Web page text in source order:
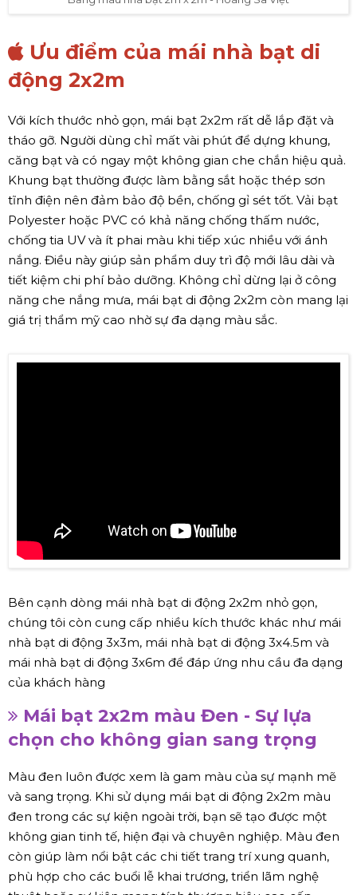
Ưu điểm của mái nhà bạt di
động 2x2m
Với kích thước nhỏ gọn, mái bạt 2x2m rất dễ lắp đặt và
tháo gỡ. Người dùng chỉ mất vài phút để dựng khung,
căng bạt và có ngay một không gian che chắn hiệu quả.
Khung bạt thường được làm bằng sắt hoặc thép sơn
tĩnh điện nên đảm bảo độ bền, chống gỉ sét tốt. Vải bạt
Polyester hoặc PVC có khả năng chống thấm nước,
chống tia UV và ít phai màu khi tiếp xúc nhiều với ánh
nắng. Điều này giúp sản phẩm duy trì độ mới lâu dài và
tiết kiệm chi phí bảo dưỡng. Không chỉ dừng lại ở công
năng che nắng mưa, mái bạt di động 2x2m còn mang lại
giá trị thẩm mỹ cao nhờ sự đa dạng màu sắc.
Bên cạnh dòng mái nhà bạt di động 2x2m nhỏ gọn,
chúng tôi còn cung cấp nhiều kích thước khác như mái
nhà bạt di động 3x3m, mái nhà bạt di động 3x4.5m và
mái nhà bạt di động 3x6m để đáp ứng nhu cầu đa dạng
của khách hàng
Mái bạt 2x2m màu Đen - Sự lựa
chọn cho không gian sang trọng
Màu đen luôn được xem là gam màu của sự mạnh mẽ
và sang trọng. Khi sử dụng mái bạt di động 2x2m màu
đen trong các sự kiện ngoài trời, bạn sẽ tạo được một
không gian tinh tế, hiện đại và chuyên nghiệp. Màu đen
còn giúp làm nổi bật các chi tiết trang trí xung quanh,
phù hợp cho các buổi lễ khai trương, triển lãm nghệ